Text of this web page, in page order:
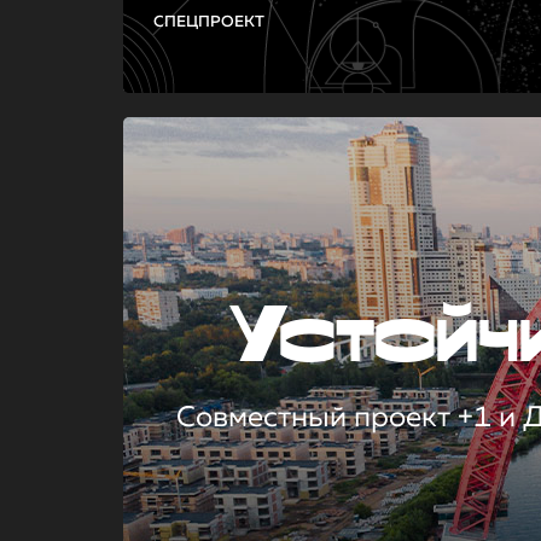
СПЕЦПРОЕКТ
Совместный проект +1 и